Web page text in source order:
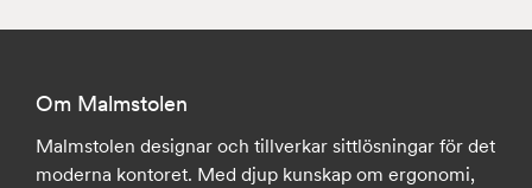
Om Malmstolen
Malmstolen designar och tillverkar sittlösningar för det
moderna kontoret. Med djup kunskap om ergonomi,